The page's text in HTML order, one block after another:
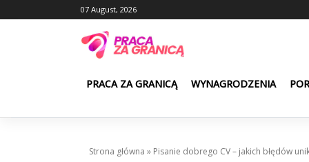
to
07 August, 2026
PRACA ZA GRANICĄ WYNAGRODZENIA
Strona główna » Pisanie dobrego CV – jakich błędów